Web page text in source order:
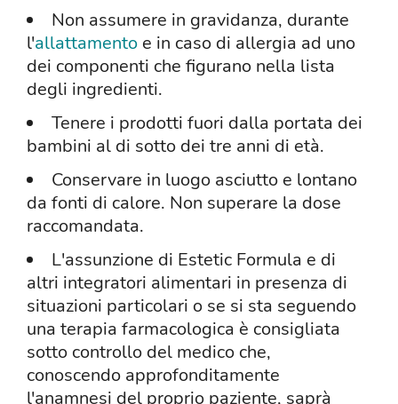
Non assumere in gravidanza, durante
l'allattamento e in caso di allergia ad uno
dei componenti che figurano nella lista
degli ingredienti.
Tenere i prodotti fuori dalla portata dei
bambini al di sotto dei tre anni di età.
Conservare in luogo asciutto e lontano
da fonti di calore. Non superare la dose
raccomandata.
L'assunzione di Estetic Formula e di
altri integratori alimentari in presenza di
situazioni particolari o se si sta seguendo
una terapia farmacologica è consigliata
sotto controllo del medico che,
conoscendo approfonditamente
l'anamnesi del proprio paziente, saprà